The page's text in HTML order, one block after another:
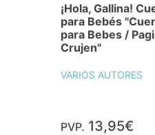
¡Hola, Gallina!
para Bebés
para Bebes /
Crujen"
VARIOS AUTORES
PVP. 13,95€